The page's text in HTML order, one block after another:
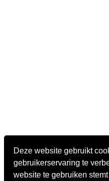
Deze website gebruikt
gebruikerservaring te
website te gebruiken